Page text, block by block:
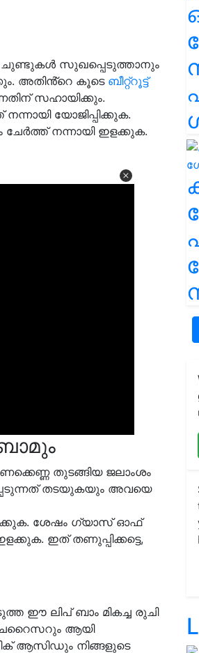
ചുണ്ടുകൾ സുഖപ്പെടുത്താനും
അതിൻ്റെ കൂടെ ബീറ്റ്റൂട്ട്
സഹായിക്കും.
യോജിപ്പിക്കുക.
ചേർത്ത് നന്നായി ഇളക്കുക.
തുടങ്ങിയ ജലാംശം
തടയുകയും അവയെ
ശേഷം ഗ്യാസ് ഓഫ്
ഇത് തണുപ്പിക്കട്ടെ,
ഈ ലിപ് ബാം മികച്ച രുചി
ആയി
ആസിഡും നിങ്ങളുടെ